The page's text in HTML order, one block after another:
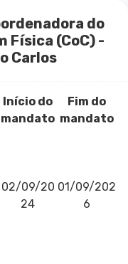
do
Física (CoC) -
Carlos
Início do
mandato
Fim do
mandato
02/09/20
24
01/09/202
6